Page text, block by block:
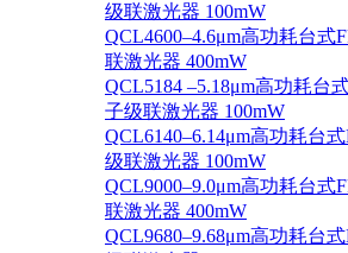
级联激光器 100mW
QCL4600–4.6μm高功耗台式
联激光器 400mW
QCL5184 –5.18μm高功耗台
子级联激光器 100mW
QCL6140–6.14μm高功耗台
级联激光器 100mW
QCL9000–9.0μm高功耗台式
联激光器 400mW
QCL9680–9.68μm高功耗台